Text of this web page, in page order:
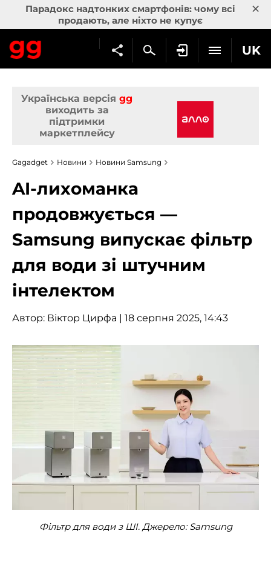
Парадокс надтонких смартфонів: чому всі
продають, але ніхто не купує
×
UK
Українська версія gg
виходить за
підтримки
маркетплейсу
Gagadget Новини Новини Samsung
AI-лихоманка
продовжується —
Samsung випускає фільтр
для води зі штучним
інтелектом
Автор: Віктор Цирфа | 18 серпня 2025, 14:43
Фільтр для води з ШІ. Джерело: Samsung